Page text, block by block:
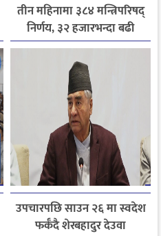
तीन महिनामा ३८४ मन्त्रिपरिषद्
निर्णय, ३२ हजारभन्दा बढी
गुनासो फर्छ्योट
उपचारपछि साउन २६ मा स्वदेश
फर्कँदै शेरबहादुर देउवा